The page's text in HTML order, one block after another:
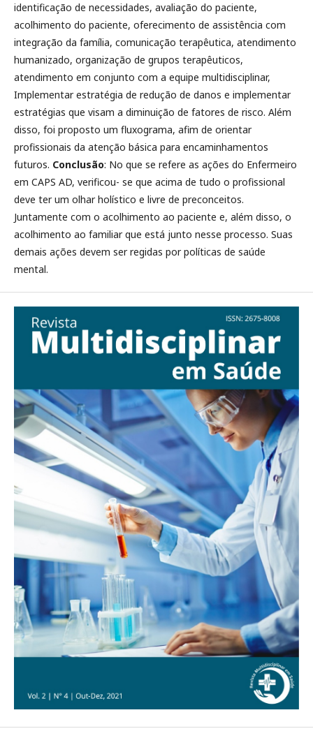
identificação de necessidades, avaliação do paciente,
acolhimento do paciente, oferecimento de assistência com
integração da família, comunicação terapêutica, atendimento
humanizado, organização de grupos terapêuticos,
atendimento em conjunto com a equipe multidisciplinar,
Implementar estratégia de redução de danos e implementar
estratégias que visam a diminuição de fatores de risco. Além
disso, foi proposto um fluxograma, afim de orientar
profissionais da atenção básica para encaminhamentos
futuros. Conclusão: No que se refere as ações do Enfermeiro
em CAPS AD, verificou- se que acima de tudo o profissional
deve ter um olhar holístico e livre de preconceitos.
Juntamente com o acolhimento ao paciente e, além disso, o
acolhimento ao familiar que está junto nesse processo. Suas
demais ações devem ser regidas por políticas de saúde
mental.